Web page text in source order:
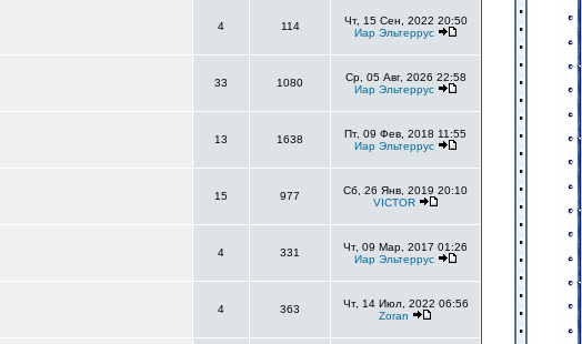
4 114
Чт, 15 Сен, 2022 20:50
Иар Эльтеррус
33 1080
Ср, 05 Авг, 2026 22:58
Иар Эльтеррус
13 1638
Пт, 09 Фев, 2018 11:55
Иар Эльтеррус
15 977
Сб, 26 Янв, 2019 20:10
VICTOR
4 331
Чт, 09 Мар, 2017 01:26
Иар Эльтеррус
4 363
Чт, 14 Июл, 2022 06:56
Zoran